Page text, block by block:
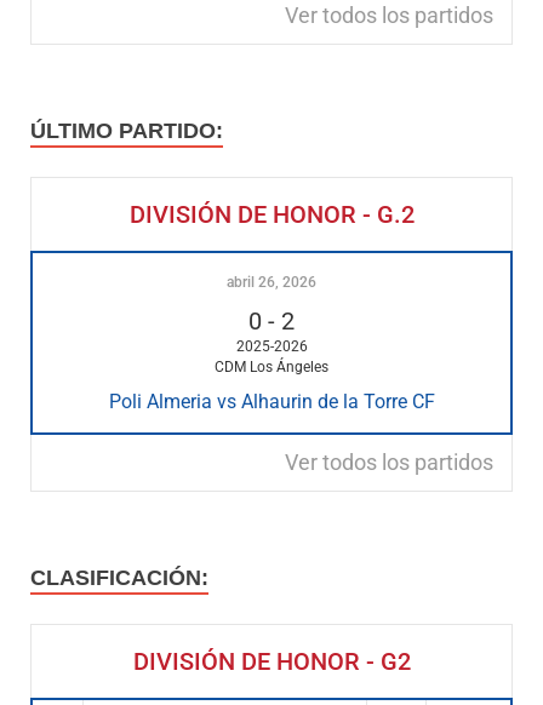
Ver todos los partidos
ÚLTIMO PARTIDO:
DIVISIÓN DE HONOR - G.2
abril 26, 2026
0 - 2
2025-2026
CDM Los Ángeles
Poli Almeria vs Alhaurin de la Torre CF
Ver todos los partidos
CLASIFICACIÓN:
DIVISIÓN DE HONOR - G2